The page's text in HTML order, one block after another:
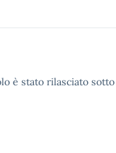
è stato rilasciato